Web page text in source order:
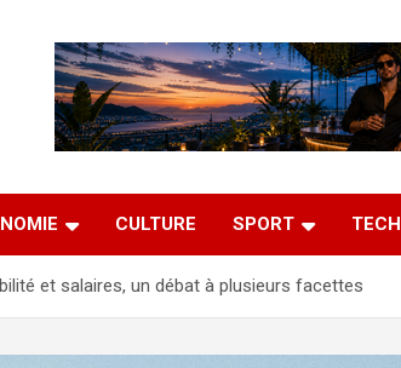
CULTURE SPORT TECH
et salaires, un débat à plusieurs facettes